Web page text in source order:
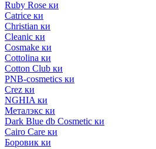
Ruby Rose ки
Catrice ки
Christian ки
Cleanic ки
Cosmake ки
Cottolina ки
Cotton Club ки
PNB-cosmetics ки
Crez ки
NGHIA ки
Металэкс ки
Dark Blue db Cosmetic ки
Cairo Care ки
Боровик ки